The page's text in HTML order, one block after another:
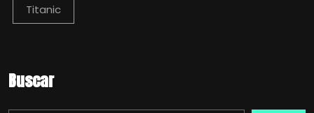
Titanic
Buscar